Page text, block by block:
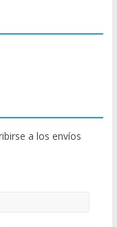
a los envíos